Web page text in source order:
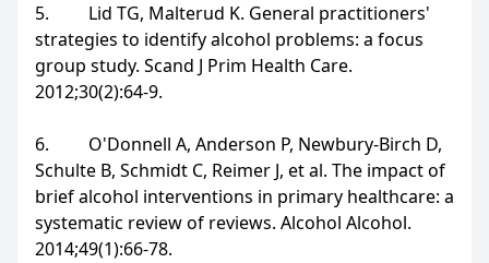
5. Lid TG, Malterud K. General practitioners'
strategies to identify alcohol problems: a focus
group study. Scand J Prim Health Care.
2012;30(2):64-9.
6. O'Donnell A, Anderson P, Newbury-Birch D,
Schulte B, Schmidt C, Reimer J, et al. The impact of
brief alcohol interventions in primary healthcare: a
systematic review of reviews. Alcohol Alcohol.
2014;49(1):66-78.